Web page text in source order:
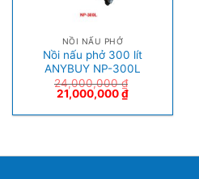
NỒI NẤU PHỞ
Nồi nấu phở 300 lít
ANYBUY NP-300L
24,000,000₫
21,000,000₫